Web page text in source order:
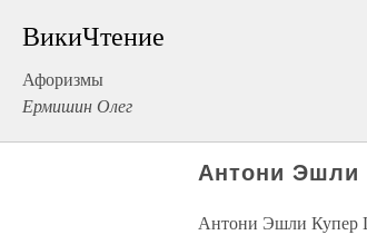
ВикиЧтение
Афоризмы
Ермишин Олег
Антони Эшли
Антони Эшли Купер